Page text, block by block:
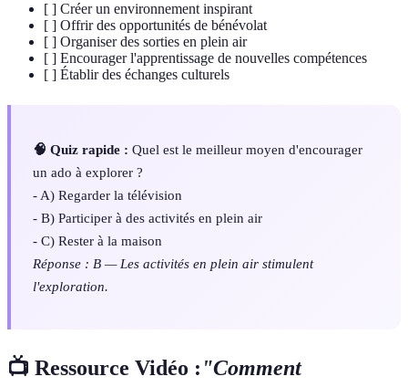
[ ] Créer un environnement inspirant
[ ] Offrir des opportunités de bénévolat
[ ] Organiser des sorties en plein air
[ ] Encourager l'apprentissage de nouvelles compétences
[ ] Établir des échanges culturels
🧠 Quiz rapide : Quel est le meilleur moyen d'encourager
un ado à explorer ?
- A) Regarder la télévision
- B) Participer à des activités en plein air
- C) Rester à la maison
Réponse : B — Les activités en plein air stimulent
l'exploration.
📺 Ressource Vidéo : "Comment